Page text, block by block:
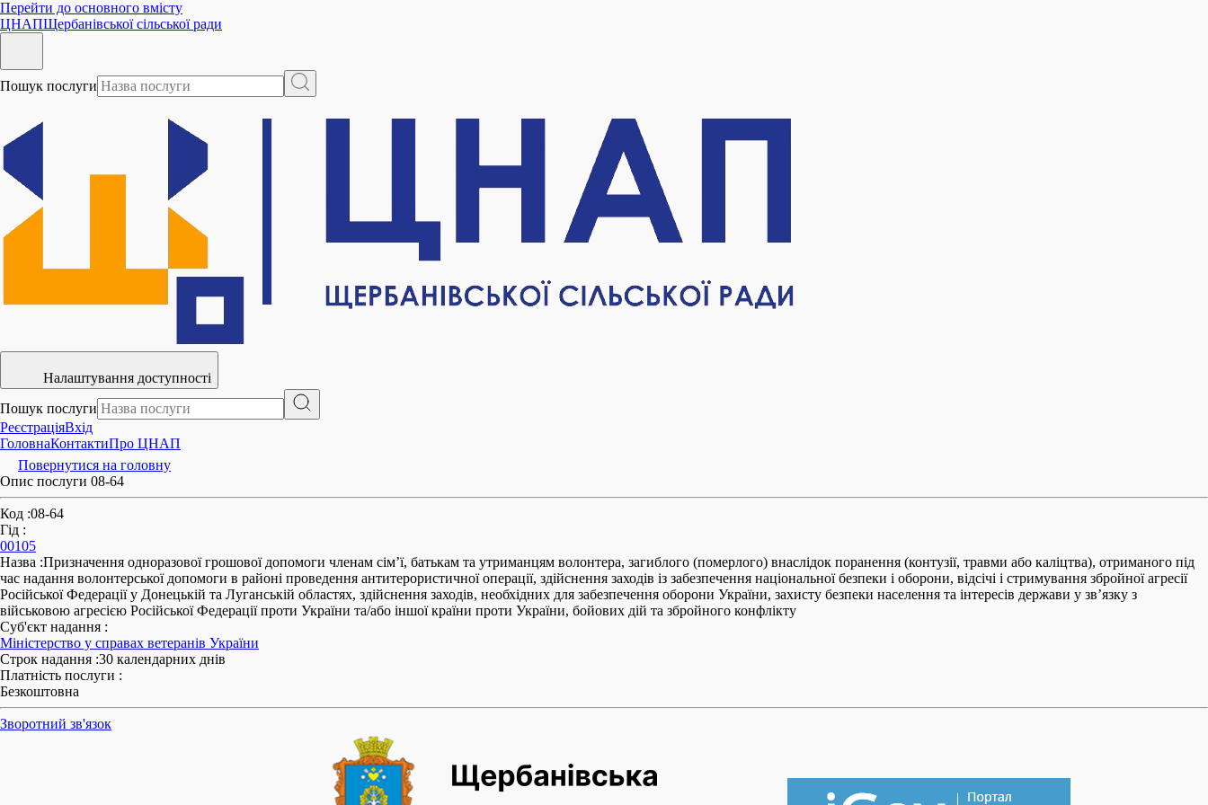
Перейти до основного вмісту
ЦНАПЩербанівської сільської ради
Пошук послуги
Налаштування доступності
Пошук послуги
РеєстраціяВхід
ГоловнаКонтактиПро ЦНАП
Повернутися на головну
Опис послуги 08-64
Код :08-64
Гід :
00105
Назва :Призначення одноразової грошової допомоги членам сім’ї, батькам та утриманцям волонтера, загиблого (померлого) внаслідок поранення (контузії, травми або каліцтва), отриманого під
час надання волонтерської допомоги в районі проведення антитерористичної операції, здійснення заходів із забезпечення національної безпеки і оборони, відсічі і стримування збройної агресії
Російської Федерації у Донецькій та Луганській областях, здійснення заходів, необхідних для забезпечення оборони України, захисту безпеки населення та інтересів держави у зв’язку з
військовою агресією Російської Федерації проти України та/або іншої країни проти України, бойових дій та збройного конфлікту
Суб'єкт надання :
Міністерство у справах ветеранів України
Строк надання :30 календарних днів
Платність послуги :
Безкоштовна
Зворотний зв'язок